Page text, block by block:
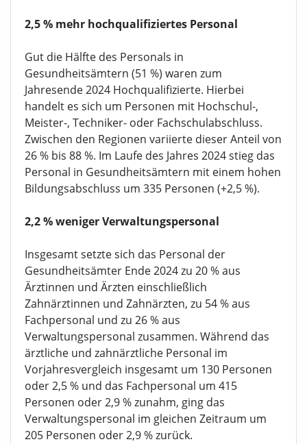
2,5 % mehr hochqualifiziertes Personal
Gut die Hälfte des Personals in
Gesundheitsämtern (51 %) waren zum
Jahresende 2024 Hochqualifizierte. Hierbei
handelt es sich um Personen mit Hochschul-,
Meister-, Techniker- oder Fachschulabschluss.
Zwischen den Regionen variierte dieser Anteil von
26 % bis 88 %. Im Laufe des Jahres 2024 stieg das
Personal in Gesundheitsämtern mit einem hohen
Bildungsabschluss um 335 Personen (+2,5 %).
2,2 % weniger Verwaltungspersonal
Insgesamt setzte sich das Personal der
Gesundheitsämter Ende 2024 zu 20 % aus
Ärztinnen und Ärzten einschließlich
Zahnärztinnen und Zahnärzten, zu 54 % aus
Fachpersonal und zu 26 % aus
Verwaltungspersonal zusammen. Während das
ärztliche und zahnärztliche Personal im
Vorjahresvergleich insgesamt um 130 Personen
oder 2,5 % und das Fachpersonal um 415
Personen oder 2,9 % zunahm, ging das
Verwaltungspersonal im gleichen Zeitraum um
205 Personen oder 2,9 % zurück.